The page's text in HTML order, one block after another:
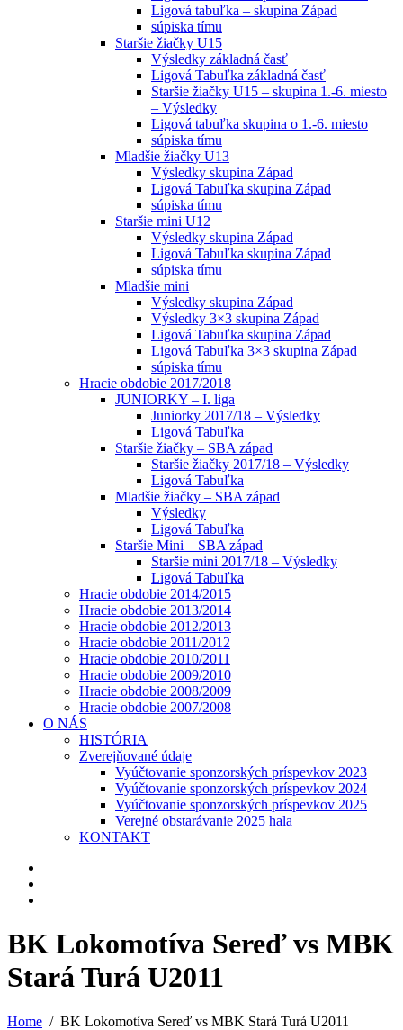
Ligová tabuľka – skupina Západ
súpiska tímu
Staršie žiačky U15
Výsledky základná časť
Ligová Tabuľka základná časť
Staršie žiačky U15 – skupina 1.-6. miesto
– Výsledky
Ligová tabuľka skupina o 1.-6. miesto
súpiska tímu
Mladšie žiačky U13
Výsledky skupina Západ
Ligová Tabuľka skupina Západ
súpiska tímu
Staršie mini U12
Výsledky skupina Západ
Ligová Tabuľka skupina Západ
súpiska tímu
Mladšie mini
Výsledky skupina Západ
Výsledky 3×3 skupina Západ
Ligová Tabuľka skupina Západ
Ligová Tabuľka 3×3 skupina Západ
súpiska tímu
Hracie obdobie 2017/2018
JUNIORKY – I. liga
Juniorky 2017/18 – Výsledky
Ligová Tabuľka
Staršie žiačky – SBA západ
Staršie žiačky 2017/18 – Výsledky
Ligová Tabuľka
Mladšie žiačky – SBA západ
Výsledky
Ligová Tabuľka
Staršie Mini – SBA západ
Staršie mini 2017/18 – Výsledky
Ligová Tabuľka
Hracie obdobie 2014/2015
Hracie obdobie 2013/2014
Hracie obdobie 2012/2013
Hracie obdobie 2011/2012
Hracie obdobie 2010/2011
Hracie obdobie 2009/2010
Hracie obdobie 2008/2009
Hracie obdobie 2007/2008
O NÁS
HISTÓRIA
Zverejňované údaje
Vyúčtovanie sponzorských príspevkov 2023
Vyúčtovanie sponzorských príspevkov 2024
Vyúčtovanie sponzorských príspevkov 2025
Verejné obstarávanie 2025 hala
KONTAKT
BK Lokomotíva Sereď vs MBK
Stará Turá U2011
Home BK Lokomotíva Sereď vs MBK Stará Turá U2011